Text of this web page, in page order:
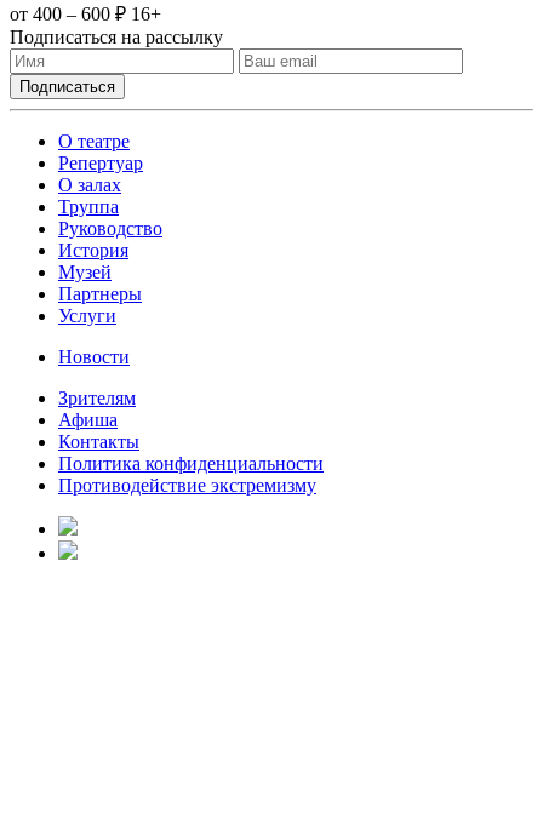
от 400 – 600 ₽ 16+
Подписаться на рассылку
О театре
Репертуар
О залах
Труппа
Руководство
История
Музей
Партнеры
Услуги
Новости
Зрителям
Афиша
Контакты
Политика конфиденциальности
Противодействие экстремизму